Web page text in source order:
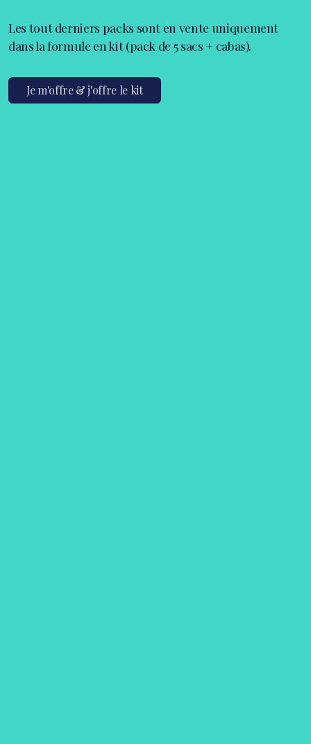
Les tout derniers packs sont en vente uniquement
dans la formule en kit (pack de 5 sacs + cabas).
Je m'offre & j'offre le kit